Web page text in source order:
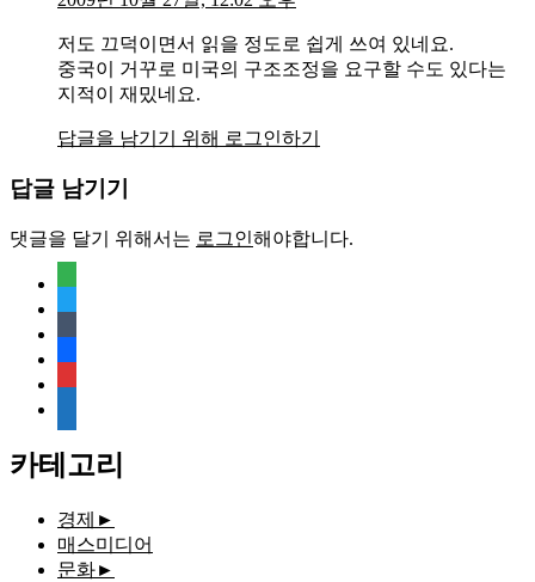
저도 끄덕이면서 읽을 정도로 쉽게 쓰여 있네요.
중국이 거꾸로 미국의 구조조정을 요구할 수도 있다는
지적이 재밌네요.
답글을 남기기 위해 로그인하기
답글 남기기
댓글을 달기 위해서는 로그인해야합니다.
document
카테고리
경제 ►
매스미디어
문화►